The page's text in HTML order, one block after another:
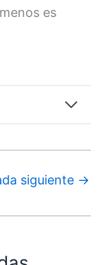
es
siguiente →